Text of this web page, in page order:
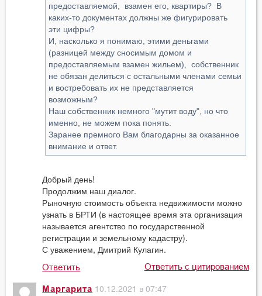
предоставляемой, взамен его, квартиры? В
каких-то документах должны же фигурировать
эти цифры?
И, насколько я понимаю, этими деньгами
(разницей между сносимым домом и
предоставляемым взамен жильем), собственник
не обязан делиться с остальными членами семьи
и востребовать их не представляется
возможным?
Наш собственник немного "мутит воду", но что
именно, не можем пока понять.
Заранее премного Вам благодарны за оказанное
внимание и ответ.
Добрый день!
Продолжим наш диалог.
Рыночную стоимость объекта недвижимости можно
узнать в БРТИ (в настоящее время эта организация
называется агентство по государственной
регистрации и земельному кадастру).
С уважением, Дмитрий Кулагин.
Ответить Ответить с цитированием
Маргарита 10.12.2021 в 07:47